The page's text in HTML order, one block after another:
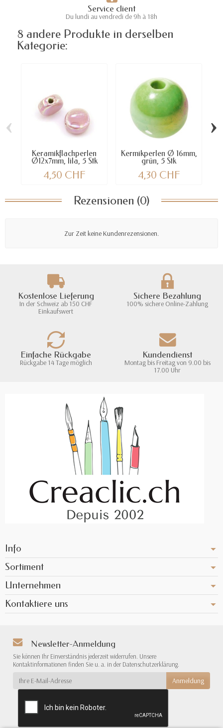
Service client
Du lundi au vendredi de 9h à 18h
8 andere Produkte in derselben
Kategorie:
Keramikflachperlen
Ø12x7mm, lila, 5 Stk
4,50 CHF
Kermikperlen Ø 16mm,
grün, 5 Stk
4,30 CHF
‹ ›
Rezensionen (0)
Zur Zeit keine Kundenrezensionen.
Kostenlose Lieferung
In der Schweiz ab 150 CHF
Einkaufswert
Sichere Bezahlung
100% sichere Online-Zahlung
Einfache Rückgabe
Rückgabe 14 Tage möglich
Kundendienst
Montag bis Freitag von 9.00 bis
17.00 Uhr
Info
Sortiment
Unternehmen
Kontaktiere uns
Newsletter-Anmeldung
Sie können Ihr Einverständnis jederzeit widerrufen. Unsere
Kontaktinformationen finden Sie u. a. in der Datenschutzerklärung.